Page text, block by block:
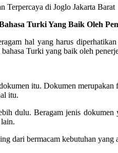
Turki Yang Baik Oleh
hal yang harus
Turki yang baik oleh
itu. Dokumen
itu.
dulu. Beragam jenis
dari bermacam kebutuhan